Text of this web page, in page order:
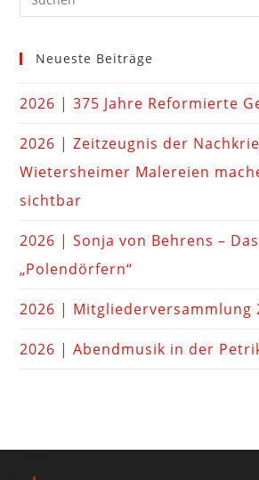
Neueste Beiträge
2026 | 375 Jahre Reformierte
2026 | Zeitzeugnis der
Wietersheimer Malereien
sichtbar
2026 | Sonja von Behrens –
„Polendörfern“
2026 | Mitgliederversammlung
2026 | Abendmusik in der